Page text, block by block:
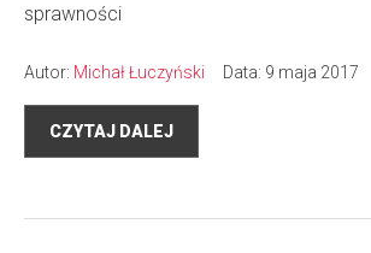
sprawności
Autor: Michał Łuczyński Data: 9 maja 2017
CZYTAJ DALEJ